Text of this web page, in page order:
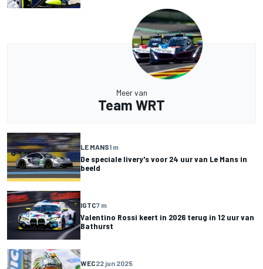
Meer van
Team WRT
LE MANS1 m
De speciale livery's voor 24 uur van Le Mans in
beeld
IGTC7 m
Valentino Rossi keert in 2026 terug in 12 uur van
Bathurst
WEC22 jun 2025